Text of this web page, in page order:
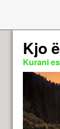
Kjo
Kurani